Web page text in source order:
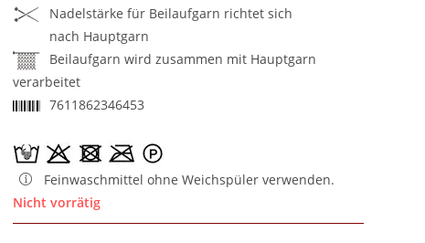
Nadelstärke für Beilaufgarn richtet sich
nach Hauptgarn
Beilaufgarn wird zusammen mit Hauptgarn
verarbeitet
7611862346453
Feinwaschmittel ohne Weichspüler verwenden.
Nicht vorrätig